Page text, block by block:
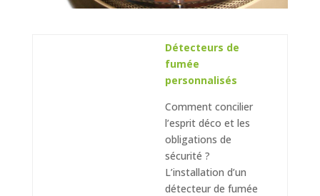
Détecteurs de
fumée
personnalisés
Comment concilier
l’esprit déco et les
obligations de
sécurité ?
L’installation d’un
détecteur de fumée